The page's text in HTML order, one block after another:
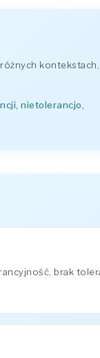
nietolerancjo,
brak